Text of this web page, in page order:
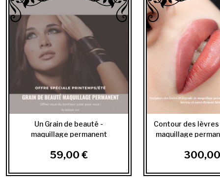
Un Grain de beauté -
maquillage permanent
59,00 €
Contour des
maquillage